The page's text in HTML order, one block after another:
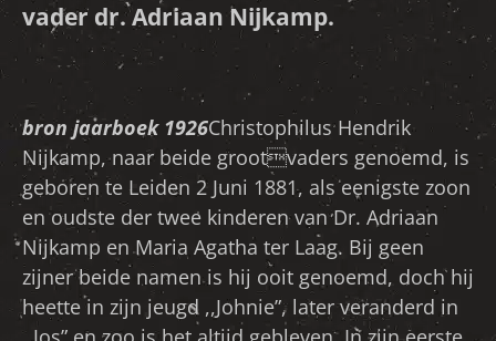
vader dr. Adriaan Nijkamp.
bron jaarboek 1926Christophilus Hendrik
Nijkamp, naar beide grootvaders genoemd, is
geboren te Leiden 2 Juni 1881, als eenigste zoon
en oudste der twee kinderen van Dr. Adriaan
Nijkamp en Maria Agatha ter Laag. Bij geen
zijner beide namen is hij ooit genoemd, doch hij
heette in zijn jeugd ,,Johnie”, later veranderd in